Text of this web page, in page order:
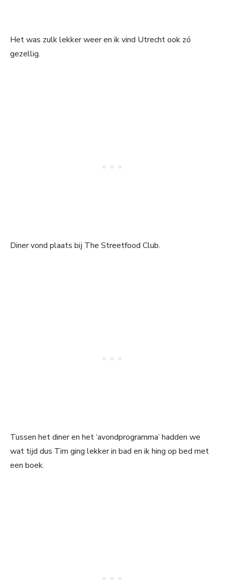
Het was zulk lekker weer en ik vind Utrecht ook zó
gezellig.
Diner vond plaats bij The Streetfood Club.
Tussen het diner en het ‘avondprogramma’ hadden we
wat tijd dus Tim ging lekker in bad en ik hing op bed met
een boek.